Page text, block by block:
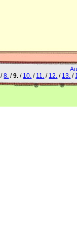
/8. /9. / 10. / 11. / 12. / 13. /